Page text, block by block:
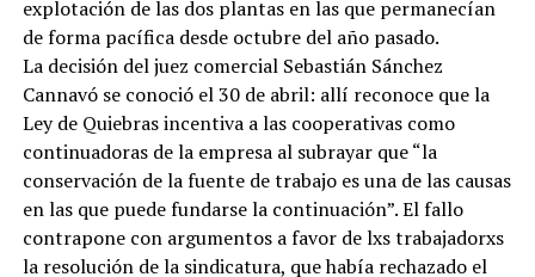
explotación de las dos plantas en las que permanecían
de forma pacífica desde octubre del año pasado.
La decisión del juez comercial Sebastián Sánchez
Cannavó se conoció el 30 de abril: allí reconoce que la
Ley de Quiebras incentiva a las cooperativas como
continuadoras de la empresa al subrayar que “la
conservación de la fuente de trabajo es una de las causas
en las que puede fundarse la continuación”. El fallo
contrapone con argumentos a favor de lxs trabajadorxs
la resolución de la sindicatura, que había rechazado el